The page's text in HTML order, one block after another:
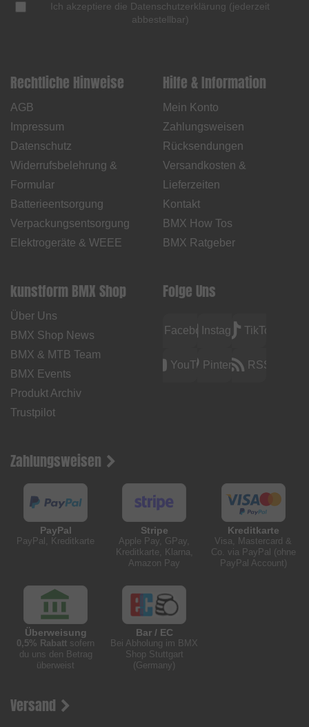
Ich akzeptiere die Datenschutzerklärung (jederzeit
abbestellbar)
Rechtliche Hinweise
AGB
Impressum
Datenschutz
Widerrufsbelehrung &
Formular
Batterieentsorgung
Verpackungsentsorgung
Elektrogeräte & WEEE
Hilfe & Information
Mein Konto
Zahlungsweisen
Rücksendungen
Versandkosten &
Lieferzeiten
Kontakt
BMX How Tos
BMX Ratgeber
kunstform BMX Shop
Über Uns
BMX Shop News
BMX & MTB Team
BMX Events
Produkt Archiv
Trustpilot
Folge Uns
FacebookInstagramTikTok
YouTubePinterest RSS
Zahlungsweisen
PayPal
PayPal, Kreditkarte
Stripe
Apple Pay, GPay,
Kreditkarte, Klarna,
Amazon Pay
Kreditkarte
Visa, Mastercard &
Co. via PayPal (ohne
PayPal Account)
Überweisung
0,5% Rabatt sofern
du uns den Betrag
überweist
Bar / EC
Bei Abholung im BMX
Shop Stuttgart
(Germany)
Versand